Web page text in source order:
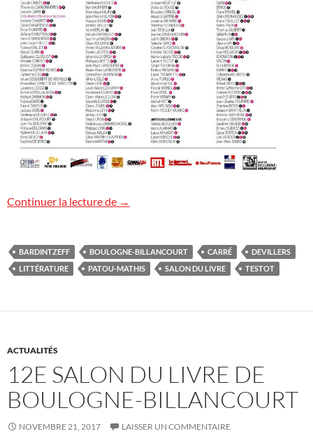
Continuer la lecture de 13e Salon du livre de Boulogne-
→
BARDINTZEFF BOULOGNE-BILLANCOURT CARRÉ
DEVILLERS
LITTÉRATURE
PATOU-MATHIS SALON DU LIVRE TESTOT
ACTUALITÉS
12E SALON DU LIVRE DE
BOULOGNE-BILLANCOURT
NOVEMBRE 21, 2017 LAISSER UN COMMENTAIRE